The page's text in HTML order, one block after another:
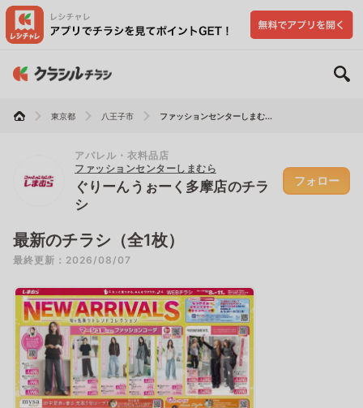
東京都 八王子市 ファッションセンターしまむ...
アパレル・衣料品店
ファッションセンターしまむら
ぐりーんうぉーく多摩店のチラ
シ
フォロー
最新のチラシ（全1枚）
最終更新：2026/08/07